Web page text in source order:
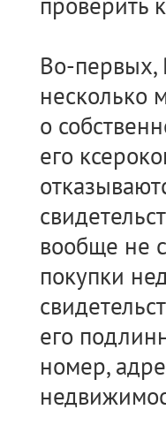
Во-первых,
несколько
о
его
вообще не
покупки
его
номер,